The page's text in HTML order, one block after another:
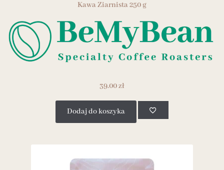
Kawa Ziarnista 250 g
39.00zł
Dodaj do koszyka